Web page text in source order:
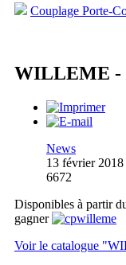
Couplage Porte-
WILLEME -
News
13 février 2018
6672
Disponibles à partir
gagner
Voir le catalogue